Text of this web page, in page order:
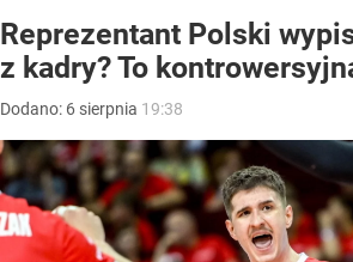
Reprezentant Polski
z kadry? To
Dodano: 6 sierpnia 19:38